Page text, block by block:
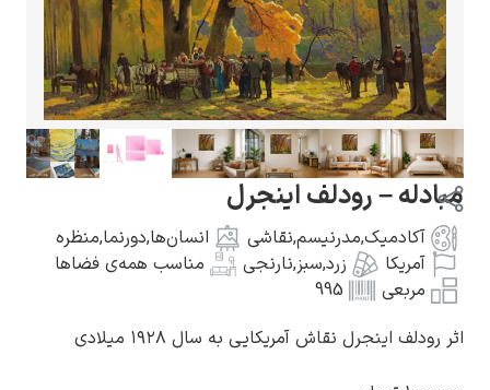
گوستاو کلیمت
ادوارد مونک
– رودلف اینجرل
آکادمیک,مدرنیسم,نقاشی انسان‌ها,دورنما,منظره
آمریکا
زرد,سبز,نارنجی
مناسب همه‌ی فضاها
مربعی
995
رودلف اینجرل نقاش آمریکایی به سال ۱۹۲۸ میلادی